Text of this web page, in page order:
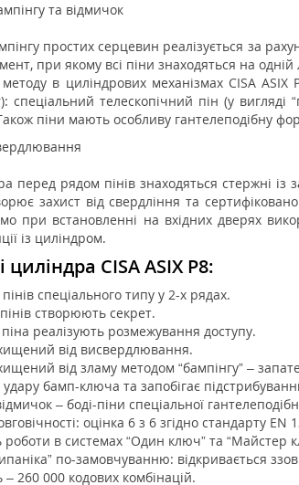
та відмичок
простих серцевин реалізується за
при якому всі піни знаходяться на одній
в циліндрових механізмах CISA
спеціальний телескопічний пін (у вигляді
піни мають особливу гантелеподібну
перед рядом пінів знаходяться стержні із
захист від свердління та
при встановленні на вхідних дверях
із циліндром.
CISA ASIX P8:
спеціального типу у 2-х рядах.
створюють секрет.
реалізують розмежування доступу.
від висвердлювання.
від зламу методом “бампінгу” –
удару бамп-ключа та запобігає
– боді-піни спеціальної
оцінка 6 з 6 згідно стандарту
роботи в системах “Один ключ” та “Майстер
по-замовчуванню: відкривається
– 260 000 кодових комбінацій.